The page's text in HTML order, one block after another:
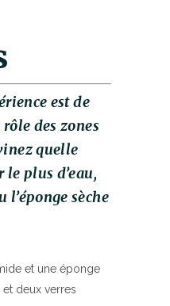
est de
des zones
quelle
le plus d’eau,
l’éponge sèche
et une éponge
et deux verres